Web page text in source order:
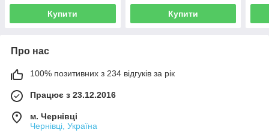
Купити Купити
Про нас
100% позитивних з 234 відгуків за рік
Працює з 23.12.2016
м. Чернівці
Чернівці, Україна